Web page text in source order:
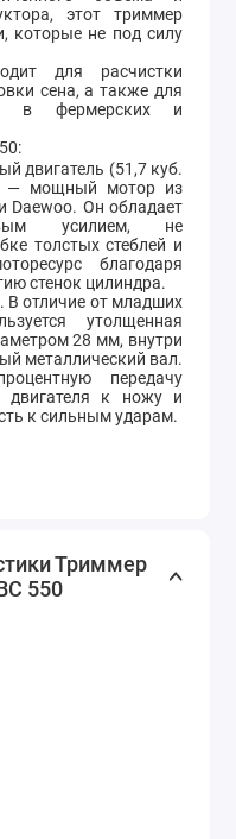
этот триммер
которые не под силу
для расчистки
сена, а также для
в фермерских и
двигатель (51,7 куб.
— мощный мотор из
Daewoo. Он обладает
усилием, не
толстых стеблей и
благодаря
стенок цилиндра.
отличие от младших
утолщенная
28 мм, внутри
металлический вал.
передачу
двигателя к ножу и
к сильным ударам.
42 см захвата) - для
травы и мягких
и плотный камыш.
Start). Благодаря
мотора происходит
с пуском сможет
и мощная
работе на
жару.
рукоятка. Широкий
движения
Триммер
550